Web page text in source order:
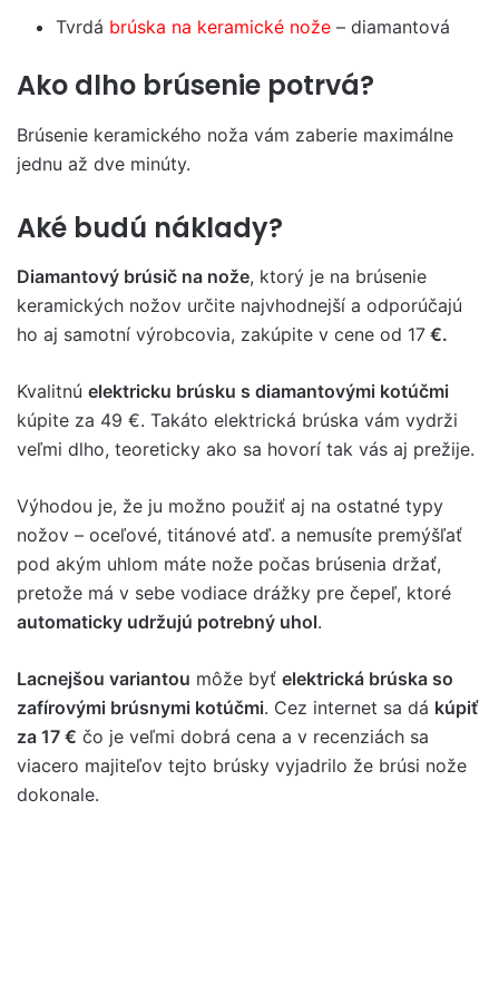
Tvrdá brúska na keramické nože – diamantová
Ako dlho brúsenie potrvá?
Brúsenie keramického noža vám zaberie maximálne
jednu až dve minúty.
Aké budú náklady?
Diamantový brúsič na nože, ktorý je na brúsenie
keramických nožov určite najvhodnejší a odporúčajú
ho aj samotní výrobcovia, zakúpite v cene od 17 €.
Kvalitnú elektricku brúsku s diamantovými kotúčmi
kúpite za 49 €. Takáto elektrická brúska vám vydrži
veľmi dlho, teoreticky ako sa hovorí tak vás aj prežije.
Výhodou je, že ju možno použiť aj na ostatné typy
nožov – oceľové, titánové atď. a nemusíte premýšľať
pod akým uhlom máte nože počas brúsenia držať,
pretože má v sebe vodiace drážky pre čepeľ, ktoré
automaticky udržujú potrebný uhol.
Lacnejšou variantou môže byť elektrická brúska so
zafírovými brúsnymi kotúčmi. Cez internet sa dá kúpiť
za 17 € čo je veľmi dobrá cena a v recenziách sa
viacero majiteľov tejto brúsky vyjadrilo že brúsi nože
dokonale.